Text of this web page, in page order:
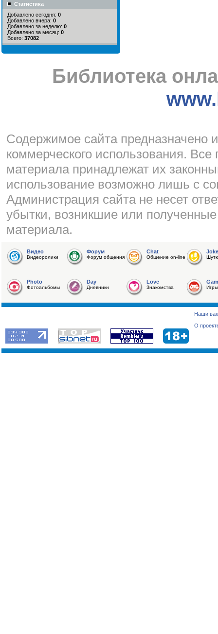
Статистика
Добавлено сегодня: 0
Добавлено вчера: 0
Добавлено за неделю: 0
Добавлено за месяц: 0
Всего: 37082
Библиотека
Cодержимое сайта предназначено
коммерческого использования.
материала принадлежат их
использование возможно лишь с
Администрация сайта не несет
убытки, возникшие или
материала.
Видео
Видеоролики
Форум
Форум общения
Chat
Общение on-line
Joke
Photo
Фотоальбомы
Day
Дневники
Love
Знакомства Игры
Наши
О